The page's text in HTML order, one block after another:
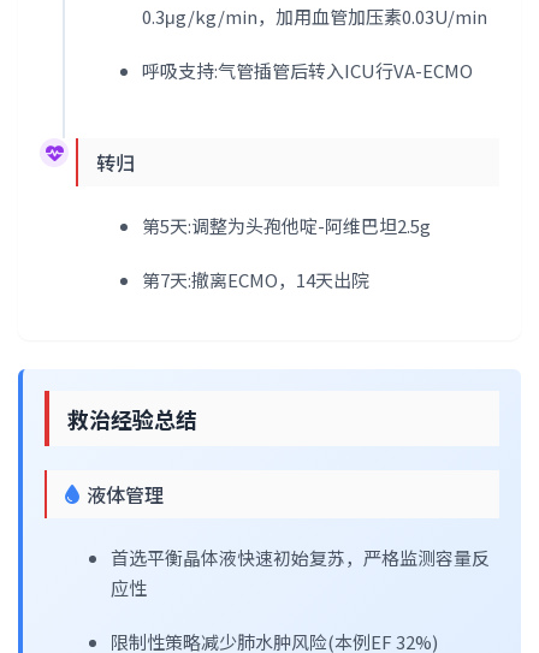
0.3μg/kg/min，加用血管加压素0.03U/min
呼吸支持:气管插管后转入ICU行VA-ECMO
转归
第5天:调整为头孢他啶-阿维巴坦2.5g
第7天:撤离ECMO，14天出院
救治经验总结
液体管理
首选平衡晶体液快速初始复苏，严格监测容量反
应性
限制性策略减少肺水肿风险(本例EF 32%)